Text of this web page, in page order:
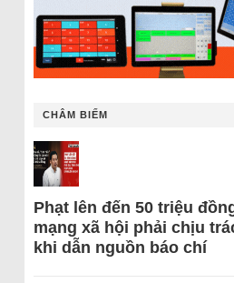
CHÂM BIẾM
Phạt lên đến 50 triệu
mạng xã hội phải chịu
khi dẫn nguồn báo chí